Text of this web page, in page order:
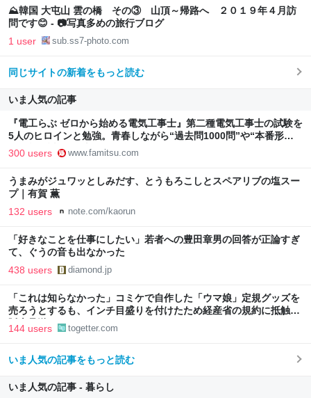
⛰️韓国 大屯山 雲の橋 その③ 山頂～帰路へ ２０１９年４月訪
問です😊 - 📷写真多めの旅行ブログ
1 user sub.ss7-photo.com
同じサイトの新着をもっと読む
いま人気の記事
『電工らぶ ゼロから始める電気工事士』第二種電気工事士の試験を
5人のヒロインと勉強。青春しながら“過去問1000問”や“本番形式
CBT模擬試験”で本格的に学べるノベルゲーム | ゲーム・エンタメ
最新情報のファミ通.com
300 users www.famitsu.com
うまみがジュワッとしみだす、とうもろこしとスペアリブの塩スー
プ｜有賀 薫
132 users note.com/kaorun
「好きなことを仕事にしたい」若者への豊田章男の回答が正論すぎ
て、ぐうの音も出なかった
438 users diamond.jp
「これは知らなかった」コミケで自作した「ウマ娘」定規グッズを
売ろうとするも、インチ目盛りを付けたため経産省の規約に抵触、
販売見送りに
144 users togetter.com
いま人気の記事をもっと読む
いま人気の記事 - 暮らし